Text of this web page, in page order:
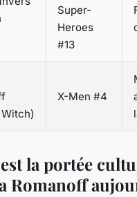
Super-
Heroes
#13
X-Men #4
la portée
Romanoff